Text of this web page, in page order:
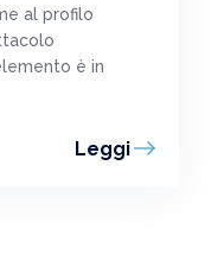
al profilo
è in
Leggi